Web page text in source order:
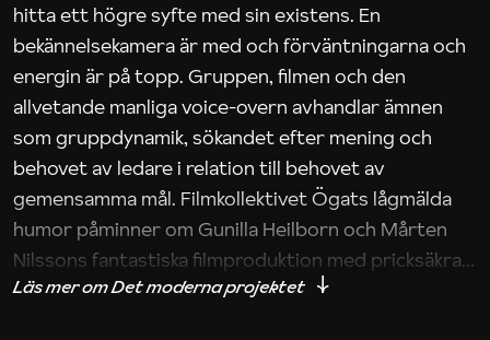
hitta ett högre syfte med sin existens. En
bekännelsekamera är med och förväntningarna och
energin är på topp. Gruppen, filmen och den
allvetande manliga voice-overn avhandlar ämnen
som gruppdynamik, sökandet efter mening och
behovet av ledare i relation till behovet av
gemensamma mål. Filmkollektivet Ögats lågmälda
humor påminner om Gunilla Heilborn och Mårten
Nilssons fantastiska filmproduktion med pricksäkra
iakttagelser om hur svårt det kan vara att omsätta